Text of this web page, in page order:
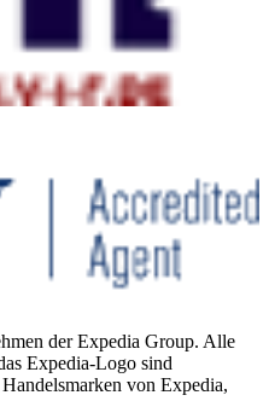
der Expedia Group. Alle
Expedia-Logo sind
von Expedia,